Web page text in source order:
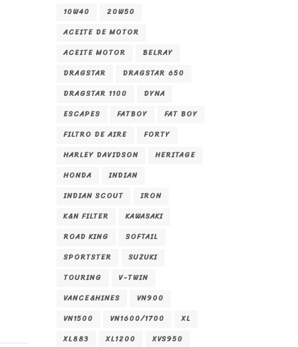
10W40
20W50
ACEITE DE MOTOR
ACEITE MOTOR
BELRAY
DRAGSTAR
DRAGSTAR 650
DRAGSTAR 1100
DYNA
ESCAPES
FATBOY
FAT BOY
FILTRO DE AIRE
FORTY
HARLEY DAVIDSON
HERITAGE
HONDA
INDIAN
INDIAN SCOUT
IRON
K&N FILTER
KAWASAKI
ROAD KING
SOFTAIL
SPORTSTER
SUZUKI
TOURING
V-TWIN
VANCE&HINES
VN900
VN1500
VN1600/1700
XL
XL883
XL1200
XVS950